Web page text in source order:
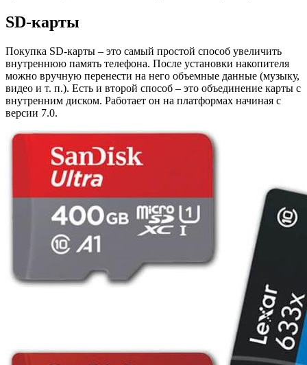
SD-карты
Покупка SD-карты – это самый простой способ увеличить
внутреннюю память телефона. После установки накопителя
можно вручную перенести на него объемные данные (музыку,
видео и т. п.). Есть и второй способ – это объединение карты с
внутренним диском. Работает он на платформах начиная с
версии 7.0.